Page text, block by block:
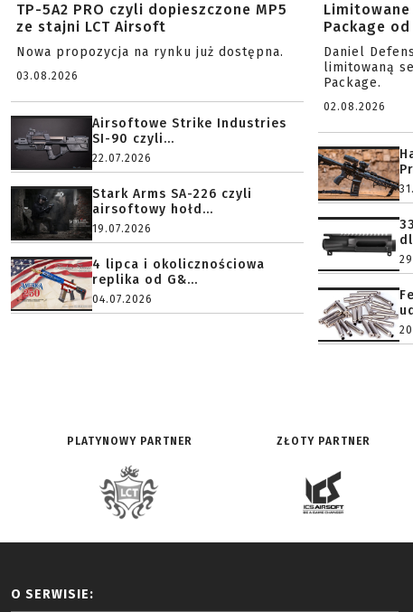
TP-5A2 PRO czyli dopieszczone MP5
ze stajni LCT Airsoft
Nowa propozycja na rynku już dostępna.
03.08.2026
Airsoftowe Strike Industries
SI-90 czyli...
22.07.2026
Stark Arms SA-226 czyli
airsoftowy hołd...
19.07.2026
4 lipca i okolicznościowa
replika od G&...
04.07.2026
Package
Daniel
limitowaną
Package.
02.08.2026
PLATYNOWY PARTNER ZŁOTY PARTNER
O SERWISIE: